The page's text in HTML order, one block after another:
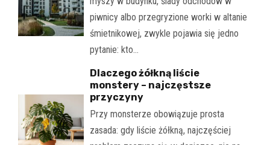
piwnicy albo przegryzione worki w altanie
śmietnikowej, zwykle pojawia się jedno
pytanie: kto…
Dlaczego żółkną liście
monstery – najczęstsze
przyczyny
Przy monsterze obowiązuje prosta
zasada: gdy liście żółkną, najczęściej